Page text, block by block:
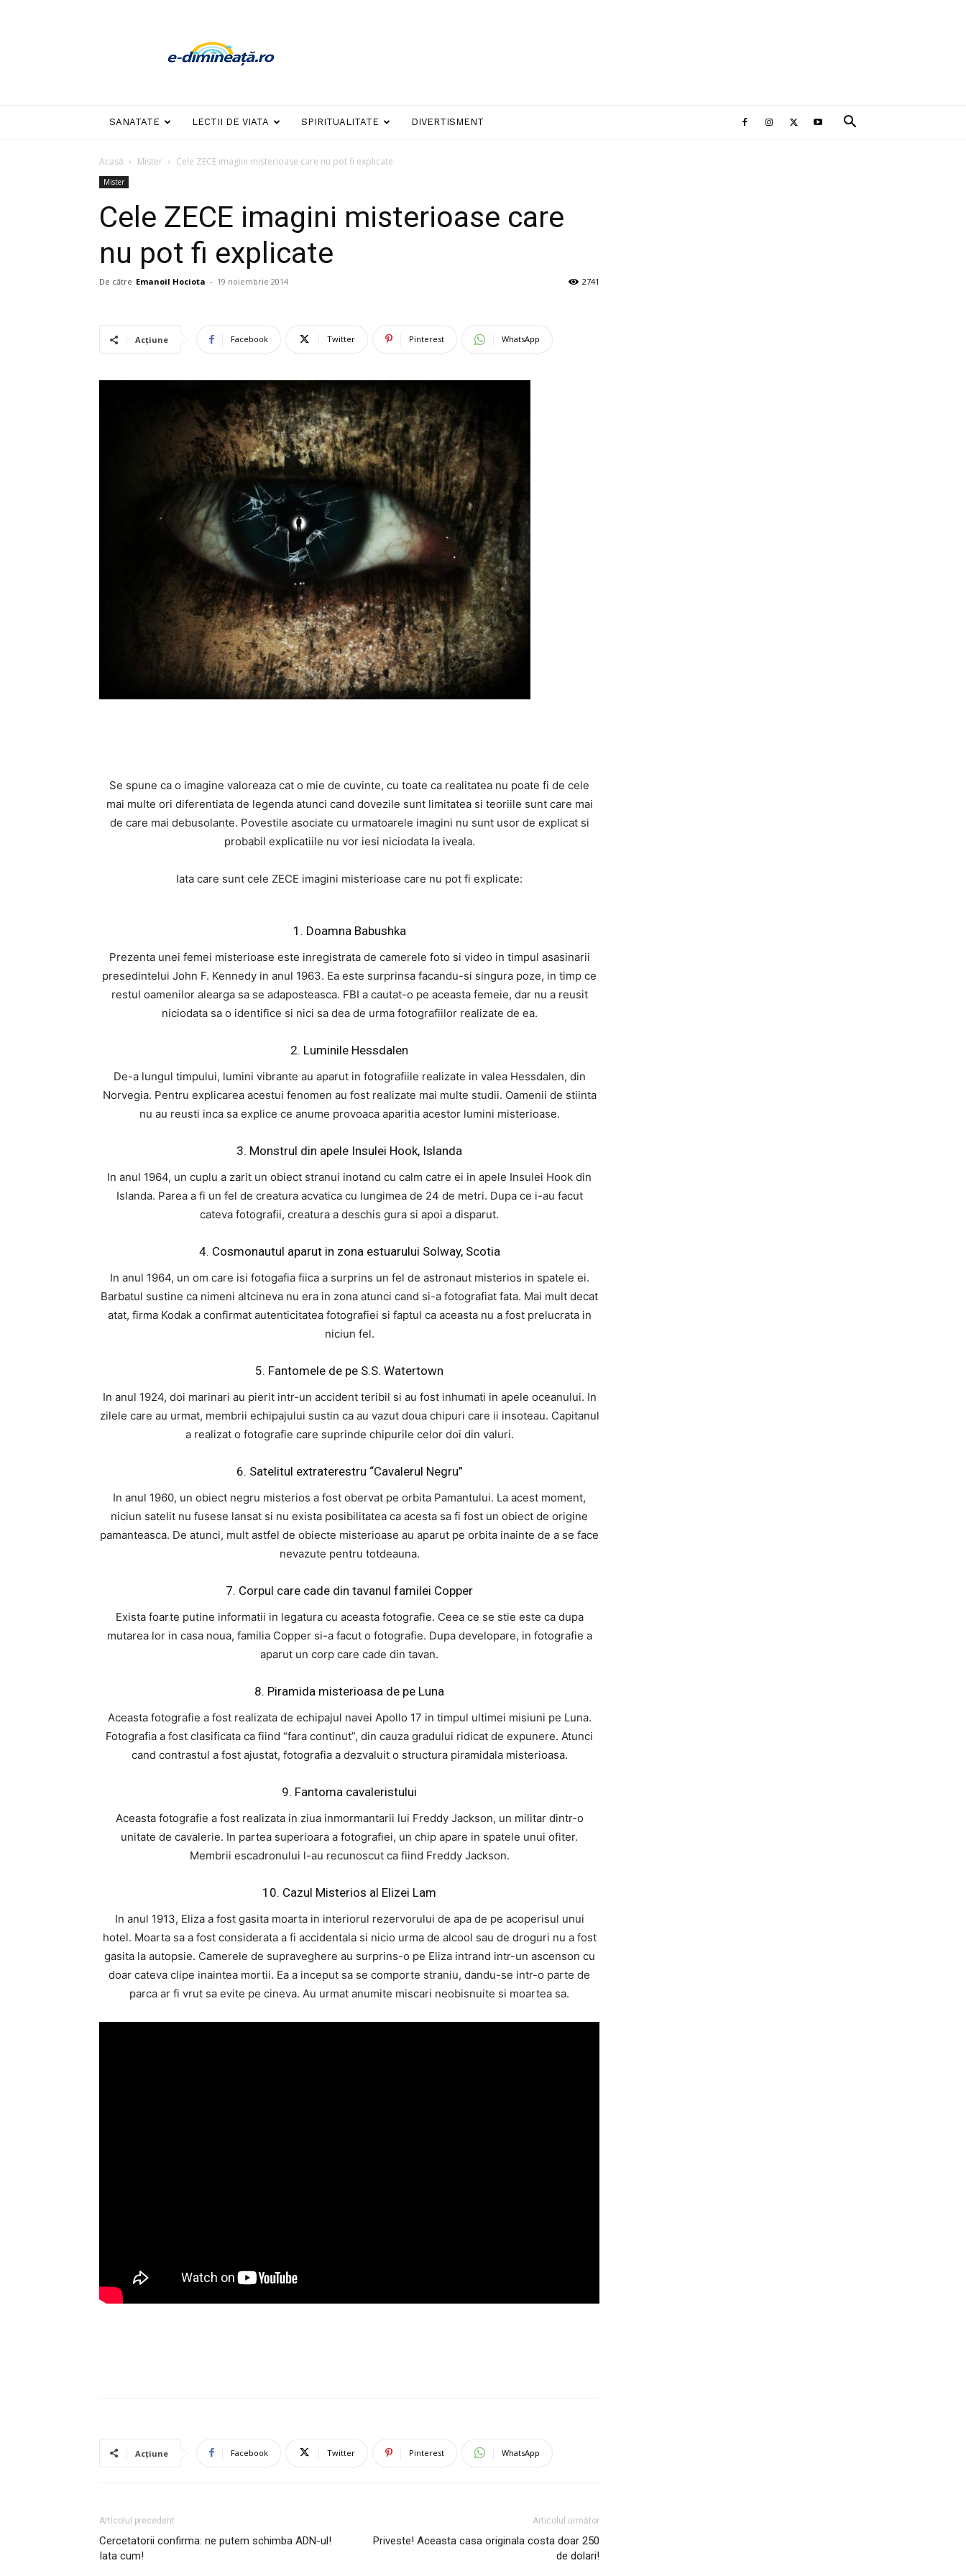
dimineata
SANATATE LECTII DE VIATA SPIRITUALITATE DIVERTISMENT
Acasă Mister Cele ZECE imagini misterioase care nu pot fi explicate
Mister
Cele ZECE imagini misterioase care
nu pot fi explicate
De către Emanoil Hociota - 19 noiembrie 2014 2741
Acțiune Facebook Twitter Pinterest WhatsApp
Se spune ca o imagine valoreaza cat o mie de cuvinte, cu toate ca realitatea nu poate fi de cele
mai multe ori diferentiata de legenda atunci cand dovezile sunt limitatea si teoriile sunt care mai
de care mai debusolante. Povestile asociate cu urmatoarele imagini nu sunt usor de explicat si
probabil explicatiile nu vor iesi niciodata la iveala.
Iata care sunt cele ZECE imagini misterioase care nu pot fi explicate:
1. Doamna Babushka
Prezenta unei femei misterioase este inregistrata de camerele foto si video in timpul asasinarii
presedintelui John F. Kennedy in anul 1963. Ea este surprinsa facandu-si singura poze, in timp ce
restul oamenilor alearga sa se adaposteasca. FBI a cautat-o pe aceasta femeie, dar nu a reusit
niciodata sa o identifice si nici sa dea de urma fotografiilor realizate de ea.
2. Luminile Hessdalen
De-a lungul timpului, lumini vibrante au aparut in fotografiile realizate in valea Hessdalen, din
Norvegia. Pentru explicarea acestui fenomen au fost realizate mai multe studii. Oamenii de stiinta
nu au reusti inca sa explice ce anume provoaca aparitia acestor lumini misterioase.
3. Monstrul din apele Insulei Hook, Islanda
In anul 1964, un cuplu a zarit un obiect stranui inotand cu calm catre ei in apele Insulei Hook din
Islanda. Parea a fi un fel de creatura acvatica cu lungimea de 24 de metri. Dupa ce i-au facut
cateva fotografii, creatura a deschis gura si apoi a disparut.
4. Cosmonautul aparut in zona estuarului Solway, Scotia
In anul 1964, un om care isi fotogafia fiica a surprins un fel de astronaut misterios in spatele ei.
Barbatul sustine ca nimeni altcineva nu era in zona atunci cand si-a fotografiat fata. Mai mult decat
atat, firma Kodak a confirmat autenticitatea fotografiei si faptul ca aceasta nu a fost prelucrata in
niciun fel.
5. Fantomele de pe S.S. Watertown
In anul 1924, doi marinari au pierit intr-un accident teribil si au fost inhumati in apele oceanului. In
zilele care au urmat, membrii echipajului sustin ca au vazut doua chipuri care ii insoteau. Capitanul
a realizat o fotografie care suprinde chipurile celor doi din valuri.
6. Satelitul extraterestru “Cavalerul Negru”
In anul 1960, un obiect negru misterios a fost obervat pe orbita Pamantului. La acest moment,
niciun satelit nu fusese lansat si nu exista posibilitatea ca acesta sa fi fost un obiect de origine
pamanteasca. De atunci, mult astfel de obiecte misterioase au aparut pe orbita inainte de a se face
nevazute pentru totdeauna.
7. Corpul care cade din tavanul familei Copper
Exista foarte putine informatii in legatura cu aceasta fotografie. Ceea ce se stie este ca dupa
mutarea lor in casa noua, familia Copper si-a facut o fotografie. Dupa developare, in fotografie a
aparut un corp care cade din tavan.
8. Piramida misterioasa de pe Luna
Aceasta fotografie a fost realizata de echipajul navei Apollo 17 in timpul ultimei misiuni pe Luna.
Fotografia a fost clasificata ca fiind “fara continut”, din cauza gradului ridicat de expunere. Atunci
cand contrastul a fost ajustat, fotografia a dezvaluit o structura piramidala misterioasa.
9. Fantoma cavaleristului
Aceasta fotografie a fost realizata in ziua inmormantarii lui Freddy Jackson, un militar dintr-o
unitate de cavalerie. In partea superioara a fotografiei, un chip apare in spatele unui ofiter.
Membrii escadronului l-au recunoscut ca fiind Freddy Jackson.
10. Cazul Misterios al Elizei Lam
In anul 1913, Eliza a fost gasita moarta in interiorul rezervorului de apa de pe acoperisul unui
hotel. Moarta sa a fost considerata a fi accidentala si nicio urma de alcool sau de droguri nu a fost
gasita la autopsie. Camerele de supraveghere au surprins-o pe Eliza intrand intr-un ascenson cu
doar cateva clipe inaintea mortii. Ea a inceput sa se comporte straniu, dandu-se intr-o parte de
parca ar fi vrut sa evite pe cineva. Au urmat anumite miscari neobisnuite si moartea sa.
Acțiune Facebook Twitter Pinterest WhatsApp
Articolul precedent
Cercetatorii confirma: ne putem schimba ADN-ul!
Iata cum!
Articolul următor
Priveste! Aceasta casa originala costa doar 250
de dolari!